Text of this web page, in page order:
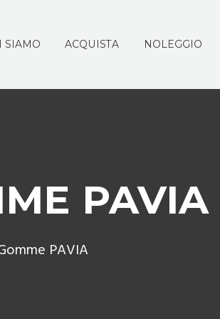
SIAMO ACQUISTA NOLEGGIO
PAVIA
PAVIA